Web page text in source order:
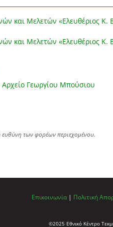
και Μελετών «Ελευθέριος Κ.
και Μελετών «Ελευθέριος Κ.
Γεωργίου Μπούσιου
ευθύνη των φορέων περιεχομένου.
Επικοινωνία | Πολιτική
©2025 Εθνικό Κέντρο